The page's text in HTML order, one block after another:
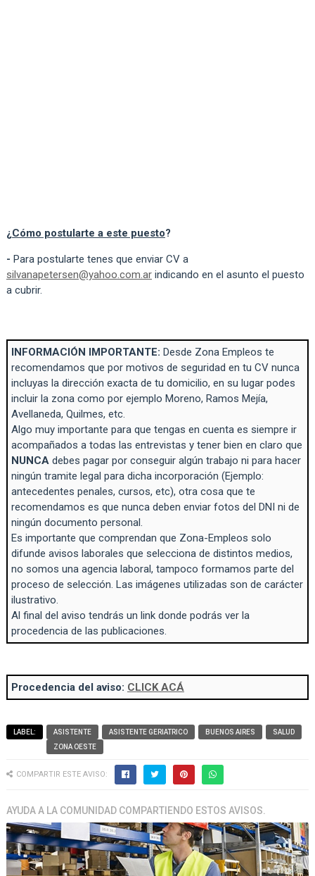
¿ Cómo postularte a este puesto?
- Para postularte tenes que enviar CV a
silvanapetersen@yahoo.com.arindicando en el asunto el puesto
a cubrir.
INFORMACIÓN IMPORTANTE: Desde Zona Empleos te
recomendamos que por motivos de seguridad en tu CV nunca
incluyas la dirección exacta de tu domicilio, en su lugar podes
incluir la zona como por ejemplo Moreno, Ramos Mejía,
Avellaneda, Quilmes, etc.
Algo muy importante para que tengas en cuenta es siempre ir
acompañados a todas las entrevistas y tener bien en claro que
NUNCA debes pagar por conseguir algún trabajo ni para hacer
ningún tramite legal para dicha incorporación (Ejemplo:
antecedentes penales, cursos, etc), otra cosa que te
recomendamos es que nunca deben enviar fotos del DNI ni de
ningún documento personal.
Es importante que comprendan que Zona-Empleos solo
difunde avisos laborales que selecciona de distintos medios,
no somos una agencia laboral, tampoco formamos parte del
proceso de selección. Las imágenes utilizadas son de carácter
ilustrativo.
Al final del aviso tendrás un link donde podrás ver la
procedencia de las publicaciones.
Procedencia del aviso: CLICK ACÁ
LABEL: ASISTENTE ASISTENTE GERIATRICO BUENOS AIRES
SALUD
ZONA OESTE
COMPARTIR ESTE AVISO:
AYUDA A LA COMUNIDAD COMPARTIENDO ESTOS AVISOS.